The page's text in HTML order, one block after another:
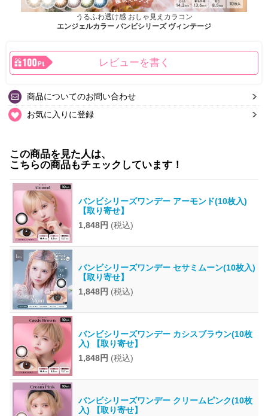
うるふわ透け感 おしゃ見えカラコン
エンジェルカラー バンビシリーズ ヴィンテージ
レビューを書く
商品についてのお問い合わせ
お気に入りに登録
この商品を見た人は、
こちらの商品もチェックしています！
バンビシリーズワンデー アーモンド(10枚入)
【取り寄せ】
1,848円 (税込)
バンビシリーズワンデー セサミムーン(10枚入)
【取り寄せ】
1,848円 (税込)
バンビシリーズワンデー カシスブラウン(10枚
入) 【取り寄せ】
1,848円 (税込)
バンビシリーズワンデー クリームピンク(10枚
入) 【取り寄せ】